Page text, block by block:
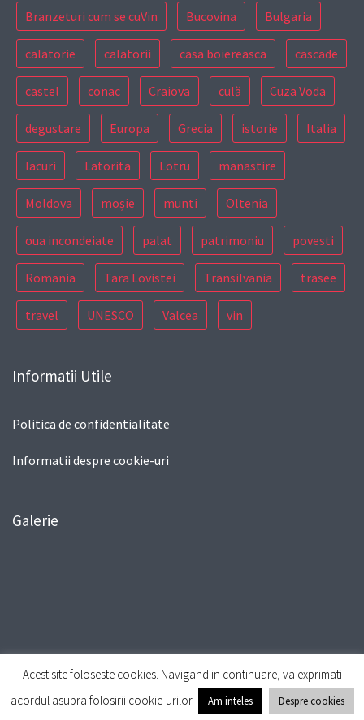
Branzeturi cum se cuVin Bucovina Bulgaria
calatorie calatorii casa boiereasca cascade
castel conac Craiova culă Cuza Voda
degustare Europa Grecia istorie Italia
lacuri Latorita Lotru manastire
Moldova moșie munti Oltenia
oua incondeiate palat patrimoniu povesti
Romania Tara Lovistei Transilvania trasee
travel UNESCO Valcea vin
Informatii Utile
Politica de confidentialitate
Informatii despre cookie-uri
Galerie
© All Right ReservedTravel Way byAcme Themes
Acest site foloseste cookies. Navigand in continuare, va exprimati
acordul asupra folosirii cookie-urilor.
Am inteles Despre cookies